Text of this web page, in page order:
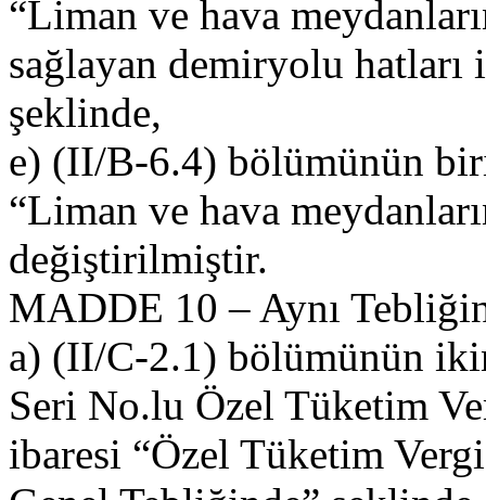
“Liman ve hava
sağlayan demiryolu hatları
şeklinde,
e) (II/B-6.4) bölümünün
“Liman ve hava
değiştirilmiştir.
MADDE 10 – Aynı
a) (II/C-2.1) bölümünün
Seri No.lu Özel Tüketim
ibaresi “Özel Tüketim